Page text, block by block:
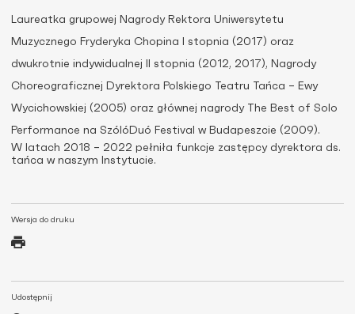
Wersja do druku
Udostępnij
Laureatka grupowej Nagrody Rektora Uniwersytetu
Muzycznego Fryderyka Chopina I stopnia (2017) oraz
dwukrotnie indywidualnej II stopnia (2012, 2017), Nagrody
Choreograficznej Dyrektora Polskiego Teatru Tańca – Ewy
Wycichowskiej (2005) oraz głównej nagrody The Best of Solo
Performance na SzólóDuó Festival w Budapeszcie (2009).
W latach 2018 – 2022 pełniła funkcje zastępcy dyrektora ds.
tańca w naszym Instytucie.